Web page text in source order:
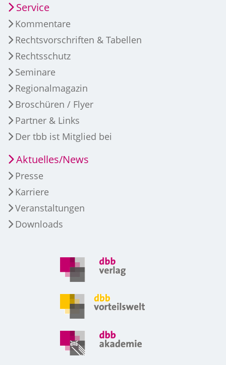
Service
Kommentare
Rechtsvorschriften & Tabellen
Rechtsschutz
Seminare
Regionalmagazin
Broschüren / Flyer
Partner & Links
Der tbb ist Mitglied bei
Aktuelles/News
Presse
Karriere
Veranstaltungen
Downloads